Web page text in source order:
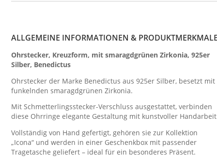
ALLGEMEINE INFORMATIONEN &
Ohrstecker, Kreuzform, mit smaragdgrünen Zirkonia, 925er
Silber, Benedictus
Ohrstecker der Marke Benedictus aus 925er Silber, besetzt mit
funkelnden smaragdgrünen Zirkonia.
Mit Schmetterlingsstecker-Verschluss ausgestattet, verbinden
diese Ohrringe elegante Gestaltung mit kunstvoller
Vollständig von Hand gefertigt, gehören sie zur Kollektion
„Icona“ und werden in einer Geschenkbox mit passender
Tragetasche geliefert – ideal für ein besonderes Präsent.